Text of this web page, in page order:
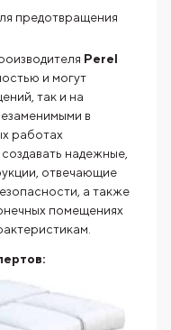
предотвращения
Perel
и могут
так и на
в
работах
надежные,
отвечающие
а также
помещениях